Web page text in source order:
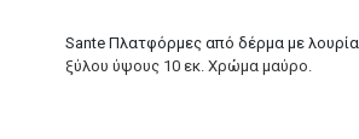
Sante Πλατφόρμες από δέρμα με λουρία
ξύλου ύψους 10 εκ. Χρώμα μαύρο.